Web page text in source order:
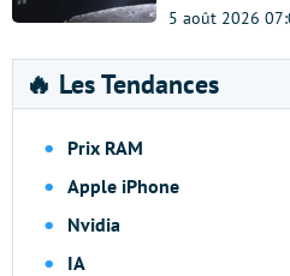
5 août 2026
🔥 Les Tendances
Prix RAM
Apple iPhone
Nvidia
IA